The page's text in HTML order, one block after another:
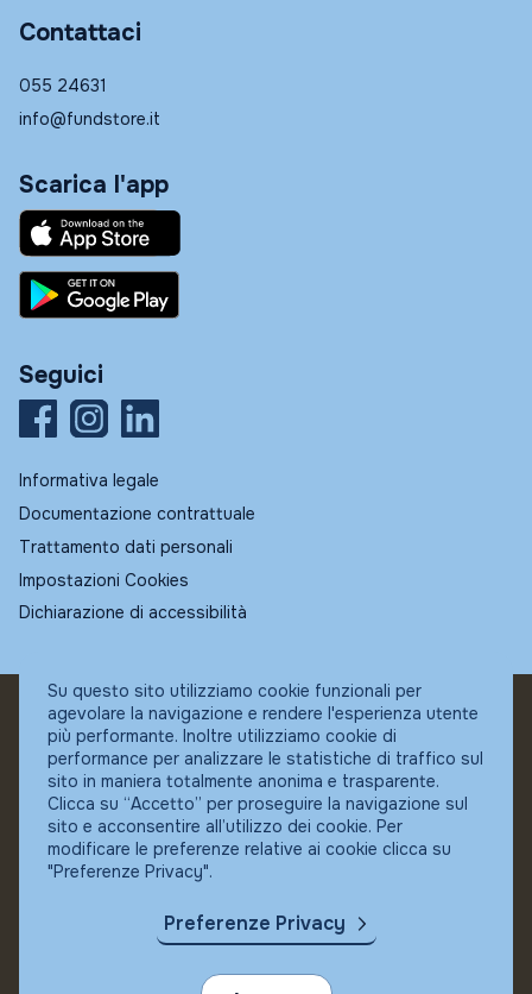
Contattaci
055 24631
info@fundstore.it
Scarica l'app
Seguici
Informativa legale
Documentazione contrattuale
Trattamento dati personali
Impostazioni Cookies
Dichiarazione di accessibilità
© Fundstore
Collocatore autorizzato:
Banca Ifigest SpA
P.Iva: 04337180485
Su questo sito utilizziamo cookie funzionali per
agevolare la navigazione e rendere l'esperienza utente
più performante. Inoltre utilizziamo cookie di
performance per analizzare le statistiche di traffico sul
sito in maniera totalmente anonima e trasparente.
Clicca su “Accetto” per proseguire la navigazione sul
sito e acconsentire all’utilizzo dei cookie. Per
modificare le preferenze relative ai cookie clicca su
"Preferenze Privacy".
Preferenze Privacy